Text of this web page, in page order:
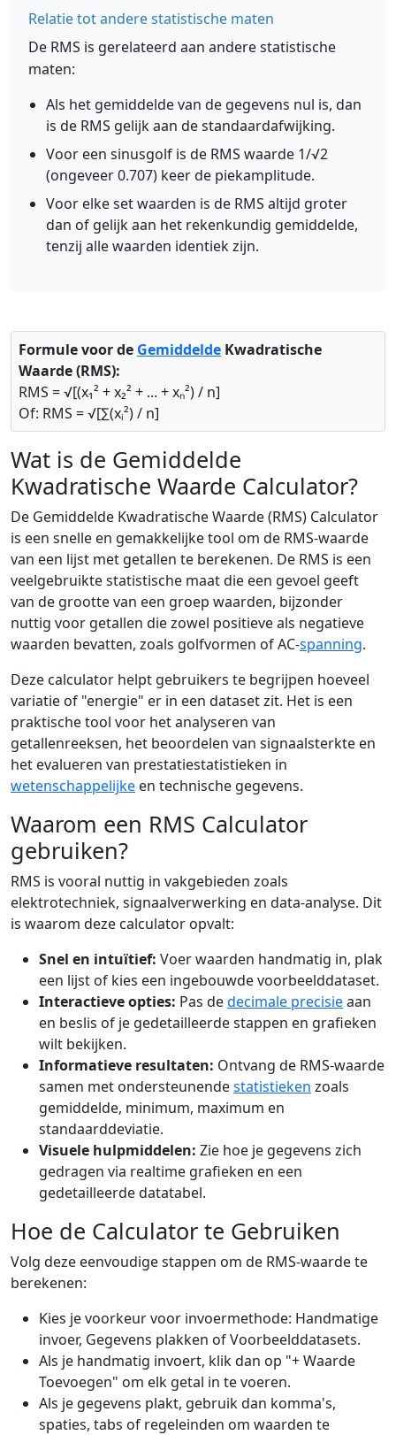
Relatie tot andere statistische maten
De RMS is gerelateerd aan andere statistische
maten:
Als het gemiddelde van de gegevens nul is, dan
is de RMS gelijk aan de standaardafwijking.
Voor een sinusgolf is de RMS waarde 1/√2
(ongeveer 0.707) keer de piekamplitude.
Voor elke set waarden is de RMS altijd groter
dan of gelijk aan het rekenkundig gemiddelde,
tenzij alle waarden identiek zijn.
Formule voor de Gemiddelde Kwadratische
Waarde (RMS):
RMS = √[(x₁² + x₂² + ... + xₙ²) / n]
Of: RMS = √[∑(xᵢ²) / n]
Wat is de Gemiddelde
Kwadratische Waarde Calculator?
De Gemiddelde Kwadratische Waarde (RMS) Calculator
is een snelle en gemakkelijke tool om de RMS-waarde
van een lijst met getallen te berekenen. De RMS is een
veelgebruikte statistische maat die een gevoel geeft
van de grootte van een groep waarden, bijzonder
nuttig voor getallen die zowel positieve als negatieve
waarden bevatten, zoals golfvormen of AC-spanning.
Deze calculator helpt gebruikers te begrijpen hoeveel
variatie of "energie" er in een dataset zit. Het is een
praktische tool voor het analyseren van
getallenreeksen, het beoordelen van signaalsterkte en
het evalueren van prestatiestatistieken in
wetenschappelijke en technische gegevens.
Waarom een RMS Calculator
gebruiken?
RMS is vooral nuttig in vakgebieden zoals
elektrotechniek, signaalverwerking en data-analyse. Dit
is waarom deze calculator opvalt:
Snel en intuïtief: Voer waarden handmatig in, plak
een lijst of kies een ingebouwde voorbeelddataset.
Interactieve opties: Pas dedecimale precisieaan
en beslis of je gedetailleerde stappen en grafieken
wilt bekijken.
Informatieve resultaten: Ontvang de RMS-waarde
samen met ondersteunendestatistieken zoals
gemiddelde, minimum, maximum en
standaarddeviatie.
Visuele hulpmiddelen: Zie hoe je gegevens zich
gedragen via realtime grafieken en een
gedetailleerde datatabel.
Hoe de Calculator te Gebruiken
Volg deze eenvoudige stappen om de RMS-waarde te
berekenen:
Kies je voorkeur voor invoermethode: Handmatige
invoer, Gegevens plakken of Voorbeelddatasets.
Als je handmatig invoert, klik dan op "+ Waarde
Toevoegen" om elk getal in te voeren.
Als je gegevens plakt, gebruik dan komma's,
spaties, tabs of regeleinden om waarden te